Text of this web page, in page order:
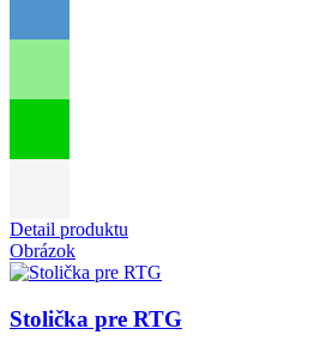
Detail produktu
Obrázok
Stolička pre RTG